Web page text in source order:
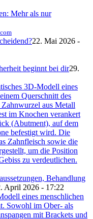
Mehr als nur
22. Mai 2026 -
beginnt bei dir29.
Behandlung
April 2026 - 17:22